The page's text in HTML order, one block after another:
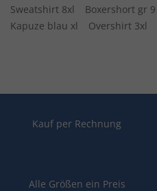
Sweatshirt 8xl
Boxershort gr 9
Kapuze blau xl
Overshirt 3xl
Kauf per Rechnung
Alle Größen ein Preis